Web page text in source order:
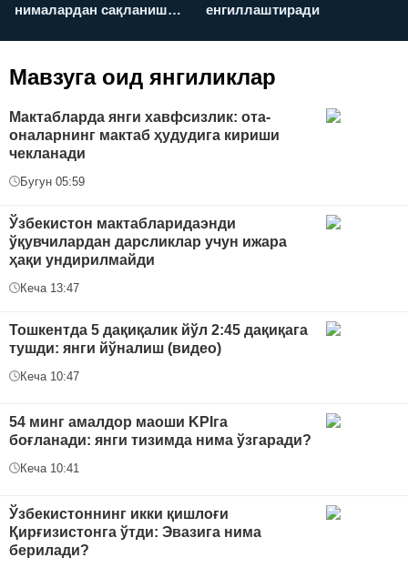
нималардан сақланиш
енгиллаштиради
Мавзуга оид янгиликлар
Мактабларда янги хавфсизлик: ота-
оналарнинг мактаб ҳудудига кириши
чекланади
Бугун 05:59
Ўзбекистон мактабларидаэнди
ўқувчилардан дарсликлар учун ижара
ҳақи ундирилмайди
Кеча 13:47
Тошкентда 5 дақиқалик йўл 2:45 дақиқага
тушди: янги йўналиш (видео)
Кеча 10:47
54 минг амалдор маоши KPIга
боғланади: янги тизимда нима ўзгаради?
Кеча 10:41
Ўзбекистоннинг икки қишлоғи
Қирғизистонга ўтди: Эвазига нима
берилади?